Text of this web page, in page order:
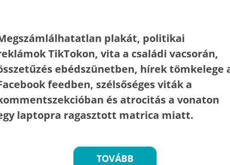
plakát, politikai
TikTokon, vita a családi vacsorán,
ebédszünetben, hírek tömkelege
feedben, szélsőséges viták a
és atrocitás a vonaton
laptopra ragasztott matrica miatt.
TOVÁBB